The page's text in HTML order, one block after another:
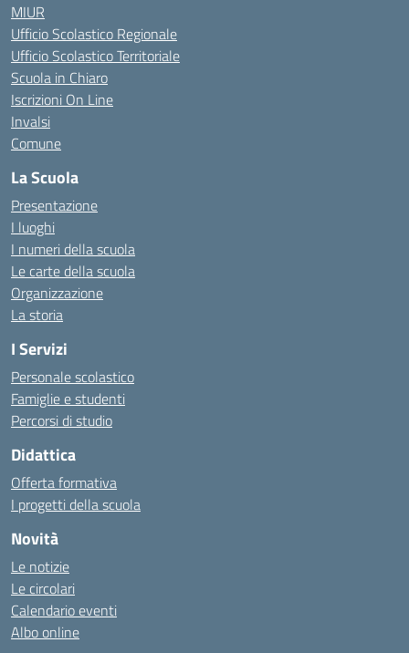
MIUR
Ufficio Scolastico Regionale
Ufficio Scolastico Territoriale
Scuola in Chiaro
Iscrizioni On Line
Invalsi
Comune
La Scuola
Presentazione
I luoghi
I numeri della scuola
Le carte della scuola
Organizzazione
La storia
I Servizi
Personale scolastico
Famiglie e studenti
Percorsi di studio
Didattica
Offerta formativa
I progetti della scuola
Novità
Le notizie
Le circolari
Calendario eventi
Albo online